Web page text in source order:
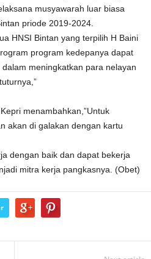
musyawarah luar biasa
priode 2019-2024.
HNSI Bintan yang terpilih H Baini
program kedepanya dapat
meningkatkan para nelayan
menambahkan,”Untuk
akan di galakan dengan kartu
dengan baik dan dapat bekerja
mitra kerja pangkasnya. (Obet)